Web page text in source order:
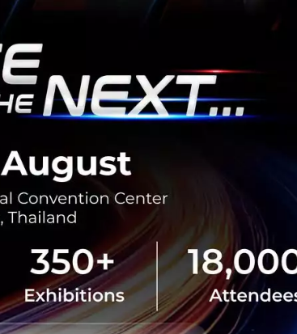
ออกเฉียงใต้ที่มีแนวโน้มจะใช้แอปฯ หาคู่มากที่สุด?
ลักษณะนี้มีสูงขึ้น ตัวแอปฯ มีการดาวน์โหลดเป็น
ทั้งสิงคโปร์, อินโดนีเซีย, มาเลเซีย, เวียดนาม,
งมีคนนิยมใช้บริการจัดหาคู่กันมากขึ้น ซึ่งตลาดที่
รที่มากที่สุดประเทศหนึ่งนั่นเอง
Startup คืออะไร? คุณทำอย่างไรในการแก้ไขกับ
บการทำงานรวมถึงการจัดการทีมงาน Startup